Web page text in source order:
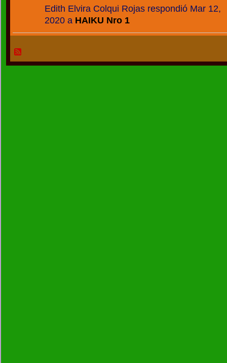
Edith Elvira Colqui Rojas respondió Mar 12,
2020 a HAIKU Nro 1